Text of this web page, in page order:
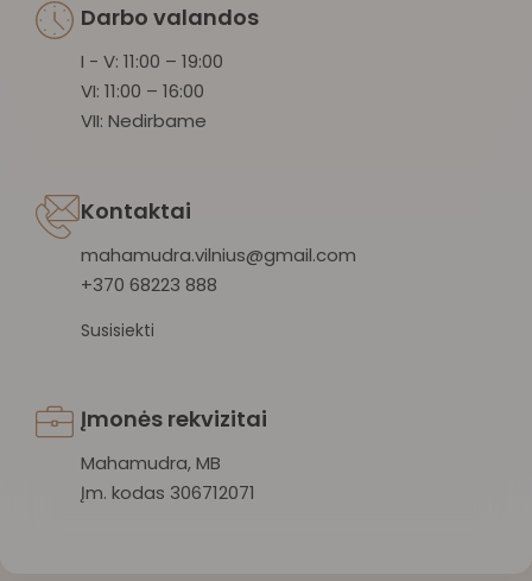
Darbo valandos
I - V: 11:00 – 19:00
VI: 11:00 – 16:00
VII: Nedirbame
Kontaktai
mahamudra.vilnius@gmail.com
+370 68223 888
Susisiekti
Įmonės rekvizitai
Mahamudra, MB
Įm. kodas 306712071